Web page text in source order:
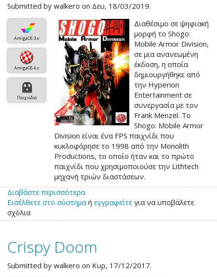
του
Prey
Submitted by walkero on Δευ, 18/03/2019.
AmigaOS 3.x
AmigaOS 4.x
Παιχνίδια
Διαθέσιμο σε ψηφιακή
μορφή το Shogo:
Mobile Armor Division,
σε μια ανανεωμένη
έκδοση, η οποία
δημιουργήθηκε από
την Hyperion
Entertainment σε
συνεργασία με τον
Frank Menzel. Το
Shogo: Mobile Armor
Division είναι ένα FPS παιχνίδι που
κυκλοφόρησε το 1998 από την Monolith
Productions, το οποίο ήταν και το πρώτο
παιχνίδι που χρησιμοποιούσε την Lithtech
μηχανή τριών διαστάσεων.
Διαβάστε περισσότεραγια
το
-
Armor
Division
Εισέλθετε στο σύστημαή εγγραφείτε για να υποβάλετε
σχόλια
Crispy Doom
Submitted by walkero on Κυρ, 17/12/2017.